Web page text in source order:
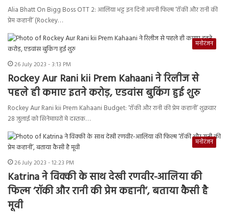
Alia Bhatt On Bigg Boss OTT 2: आलिया भट्ट इन दिनों अपनी फिल्म ‘रॉकी और रानी की
प्रेम कहानी’ (Rockey…
मनोरंजन
26 July 2023 - 3:13 PM
Rockey Aur Rani kii Prem Kahaani ने रिलीज से
पहले ही कमाए इतने करोड़, एडवांस बुकिंग हुई शुरु
Rockey Aur Rani kii Prem Kahaani Budget: ‘रॉकी और रानी की प्रेम कहानी’ शुक्रवार
28 जुलाई को सिनेमाघरों मे दस्तक…
मनोरंजन
26 July 2023 - 12:23 PM
Katrina ने विक्की के साथ देखी रणवीर-आलिया की
फिल्म ‘रॉकी और रानी की प्रेम कहानी’, बताया कैसी है
मूवी